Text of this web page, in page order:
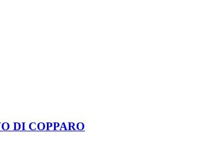
DI COPPARO